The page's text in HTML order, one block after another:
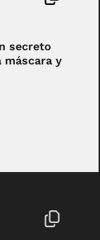
secreto
máscara y